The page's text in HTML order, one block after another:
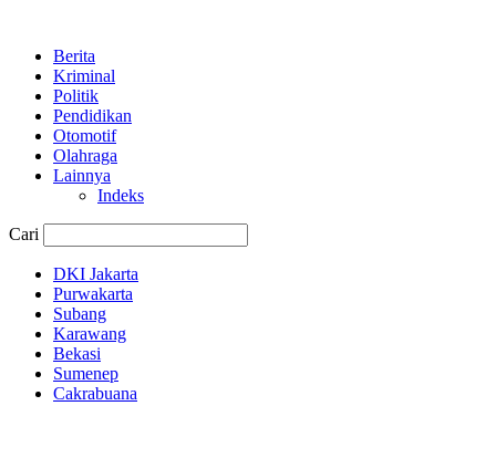
Berita
Kriminal
Politik
Pendidikan
Otomotif
Olahraga
Lainnya
Indeks
Cari
DKI Jakarta
Purwakarta
Subang
Karawang
Bekasi
Sumenep
Cakrabuana